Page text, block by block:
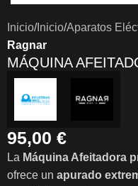
Inicio Inicio Aparatos
Ragnar
MÁQUINA
95,00 €
La Máquina Afeitadora
ofrece un apurado